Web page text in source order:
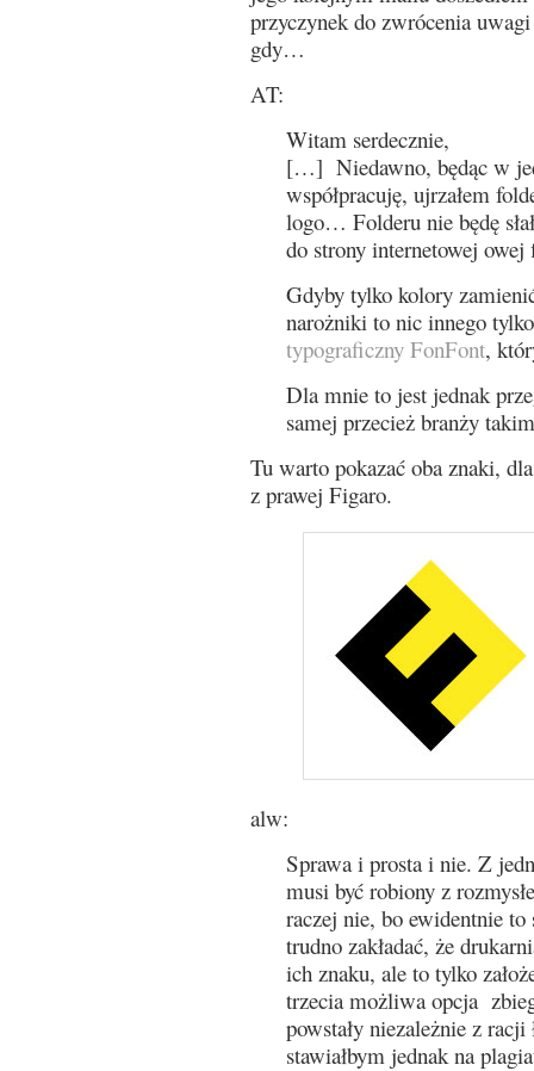
przyczynek do zwrócenia
gdy…
AT:
Witam serdecznie,
[…] Niedawno, będąc w
współpracuję, ujrzałem
logo… Folderu nie będę
do strony internetowej
Gdyby tylko kolory
narożniki to nic innego
typograficzny FonFont,
Dla mnie to jest jednak
samej przecież branży
Tu warto pokazać oba znaki,
z prawej Figaro.
alw:
Sprawa i prosta i nie. Z
musi być robiony z
raczej nie, bo ewidentnie
trudno zakładać, że
ich znaku, ale to tylko
trzecia możliwa opcja
powstały niezależnie z racji
stawiałbym jednak na